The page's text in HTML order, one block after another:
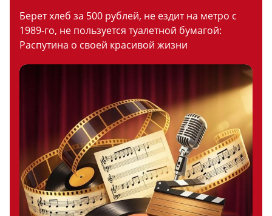
Берет хлеб за 500 рублей, не ездит на метро с
1989-го, не пользуется туалетной бумагой:
Распутина о своей красивой жизни